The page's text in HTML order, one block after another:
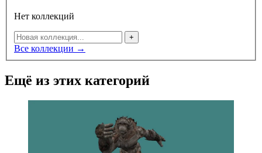
Нет коллекций
+
Все коллекции →
Ещё из этих категорий